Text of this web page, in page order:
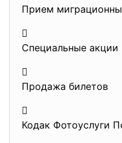
Прием

Специальные акции

Продажа билетов

Кодак Фотоуслуги